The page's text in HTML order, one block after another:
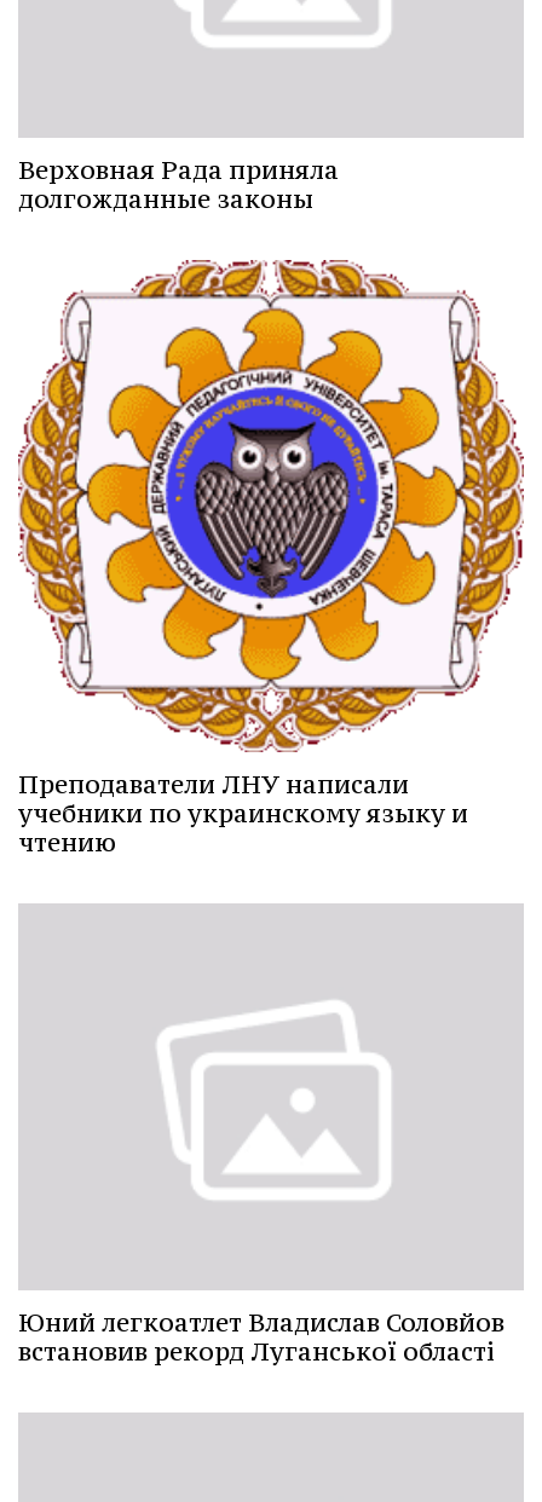
Верховная Рада приняла
долгожданные законы
Преподаватели ЛНУ написали
учебники по украинскому языку и
чтению
Юний легкоатлет Владислав Соловйов
встановив рекорд Луганської області